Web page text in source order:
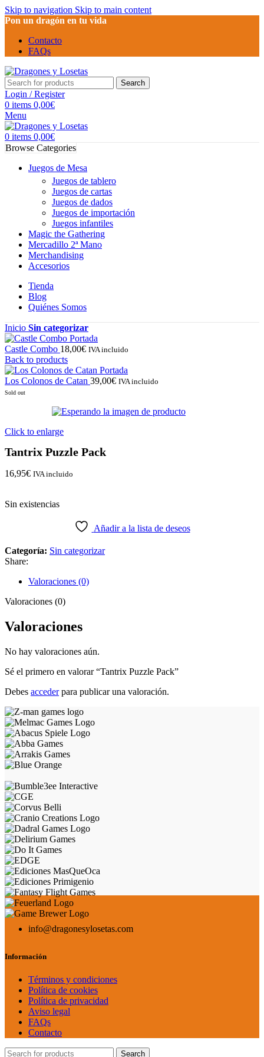
Skip to navigation Skip to main content
Pon un dragón en tu vida
Contacto
FAQs
Search
Login / Register
0 items 0,00€
Menu
0 items 0,00€
Browse Categories
Juegos de Mesa
Juegos de tablero
Juegos de cartas
Juegos de dados
Juegos de importación
Juegos infantiles
Magic the Gathering
Mercadillo 2ª Mano
Merchandising
Accesorios
Tienda
Blog
Quiénes Somos
Inicio Sin categorizar
Castle Combo 18,00€ IVA incluido
Back to products
Los Colonos de Catan 39,00€ IVA incluido
Sold out
Click to enlarge
Tantrix Puzzle Pack
16,95€ IVA incluido
Sin existencias
Añadir a la lista de deseos
Categoría: Sin categorizar
Share:
Valoraciones (0)
Valoraciones (0)
Valoraciones
No hay valoraciones aún.
Sé el primero en valorar “Tantrix Puzzle Pack”
Debes accederpara publicar una valoración.
info@dragonesylosetas.com
Información
Términos y condiciones
Política de cookies
Política de privacidad
Aviso legal
FAQs
Contacto
Search